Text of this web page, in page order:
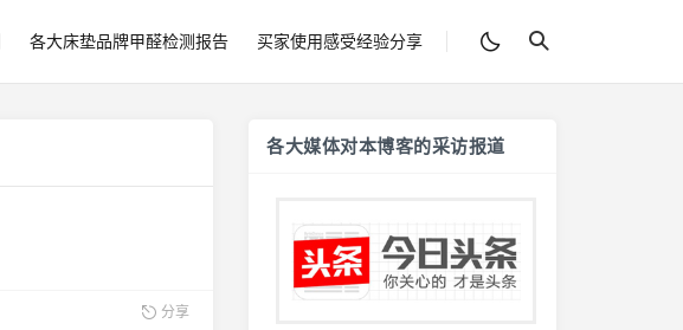
各大床垫品牌甲醛检测报告 买家使用感受经验分享
分享
各大媒体对本博客的采访报道